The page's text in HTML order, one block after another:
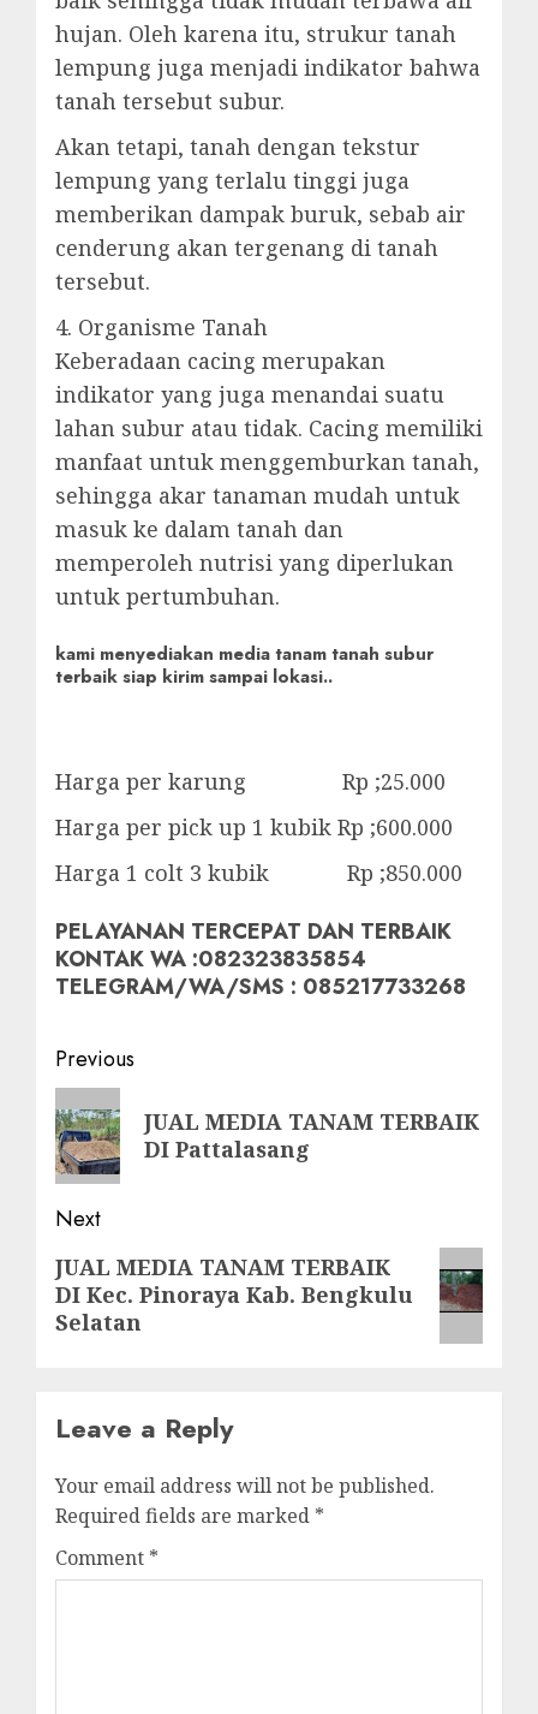
hujan. Oleh karena itu, strukur tanah
lempung juga menjadi indikator bahwa
tanah tersebut subur.
Akan tetapi, tanah dengan tekstur
lempung yang terlalu tinggi juga
memberikan dampak buruk, sebab air
cenderung akan tergenang di tanah
tersebut.
4. Organisme Tanah
Keberadaan cacing merupakan
indikator yang juga menandai suatu
lahan subur atau tidak. Cacing memiliki
manfaat untuk menggemburkan tanah,
sehingga akar tanaman mudah untuk
masuk ke dalam tanah dan
memperoleh nutrisi yang diperlukan
untuk pertumbuhan.
kami menyediakan media tanam tanah subur
terbaik siap kirim sampai lokasi..
Harga per karung Rp ;25.000
Harga per pick up 1 kubik Rp ;600.000
Harga 1 colt 3 kubik Rp ;850.000
PELAYANAN TERCEPAT DAN TERBAIK
KONTAK WA :082323835854
TELEGRAM/WA/SMS : 085217733268
Post
navigation
Previous
Previous
post:
JUAL MEDIA TANAM TERBAIK
DI Pattalasang
Next
Next
post:
JUAL MEDIA TANAM TERBAIK
DI Kec. Pinoraya Kab. Bengkulu
Selatan
Leave a Reply
Your email address will not be published.
Required fields are marked *
Comment *